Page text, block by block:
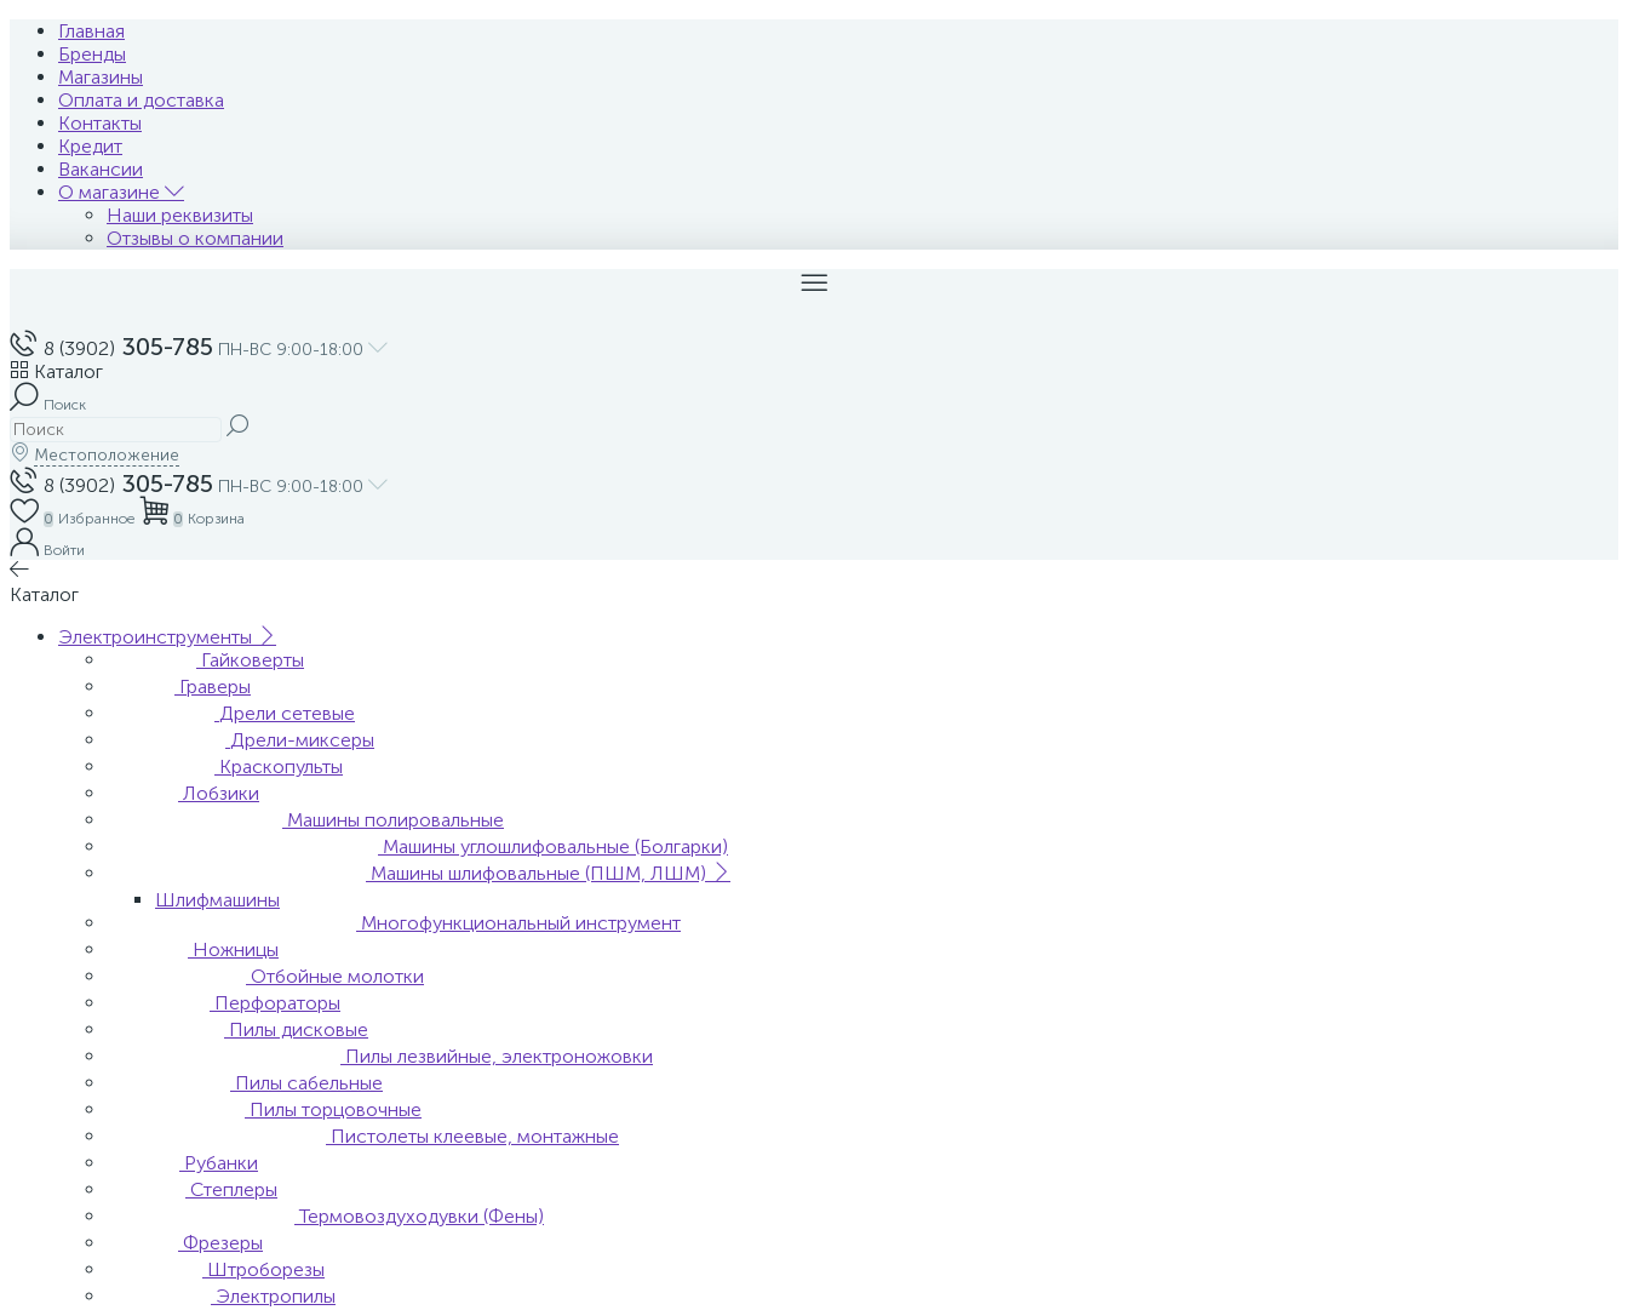
Главная
Бренды
Магазины
Оплата и доставка
Контакты
Кредит
Вакансии
О магазине
Наши реквизиты
Отзывы о компании
8 (3902) 305-785 ПН-ВС 9:00-18:00
Каталог
Поиск
Местоположение
8 (3902) 305-785 ПН-ВС 9:00-18:00
0 Избранное 0 Корзина
Войти
Каталог
Электроинструменты
Гайковерты
Граверы
Дрели сетевые
Дрели-миксеры
Краскопульты
Лобзики
Машины полировальные
Машины углошлифовальные (Болгарки)
Машины шлифовальные (ПШМ, ЛШМ)
Шлифмашины
Многофункциональный инструмент
Ножницы
Отбойные молотки
Перфораторы
Пилы дисковые
Пилы лезвийные, электроножовки
Пилы сабельные
Пилы торцовочные
Пистолеты клеевые, монтажные
Рубанки
Степлеры
Термовоздуходувки (Фены)
Фрезеры
Штроборезы
Электропилы